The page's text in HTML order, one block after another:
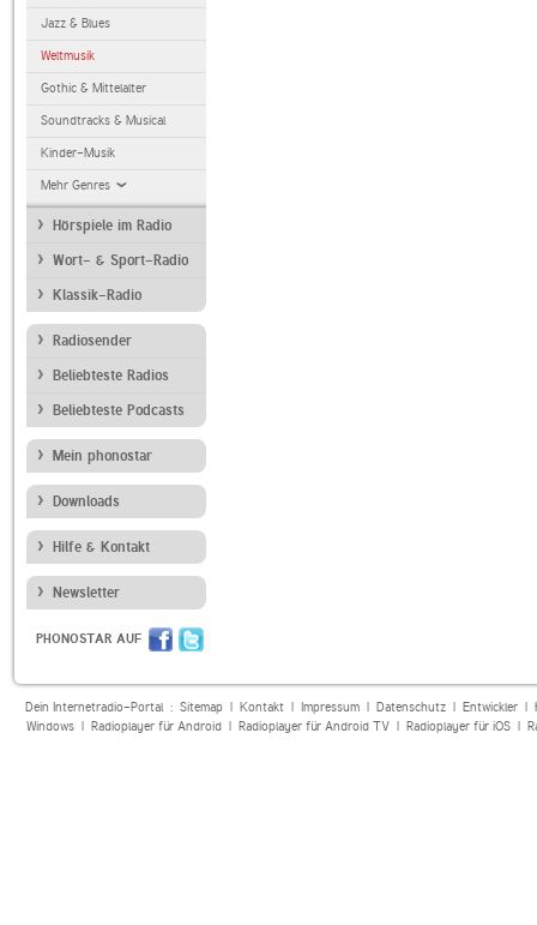
Jazz & Blues
Weltmusik
Gothic & Mittelalter
Soundtracks & Musical
Kinder-Musik
Mehr Genres
Hörspiele im Radio
Wort- & Sport-Radio
Klassik-Radio
Radiosender
Beliebteste Radios
Beliebteste Podcasts
Mein phonostar
Downloads
Hilfe & Kontakt
Newsletter
PHONOSTAR AUF
Dein Internetradio-Portal : Sitemap| Kontakt| Impressum| Datenschutz| Entwickler|
Windows| Radioplayer für Android| Radioplayer für Android TV| Radioplayer für iOS|